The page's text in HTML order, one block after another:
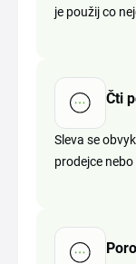
je použij co
Čti
Sleva se
prodejce